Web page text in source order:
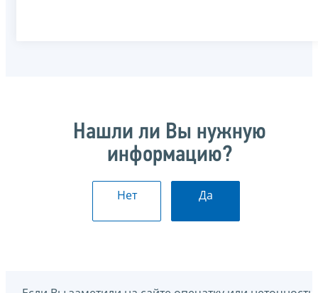
Нашли ли Вы нужную
информацию?
Нет Да